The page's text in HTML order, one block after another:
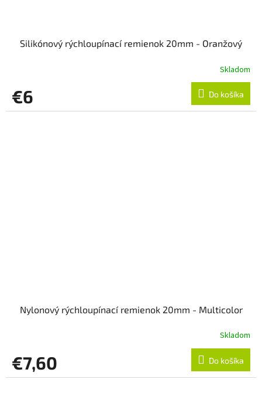
Silikónový rýchloupínací remienok 20mm - Oranžový
Skladom
€6 Do košíka
Nylonový rýchloupínací remienok 20mm - Multicolor
Skladom
€7,60 Do košíka